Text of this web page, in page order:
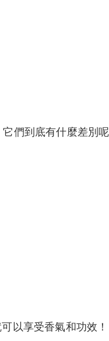
們到底有什麼差別
以享受香氣和功效！